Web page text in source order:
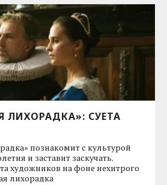
ЛИХОРАДКА»: СУЕТА
познакомит с культурой
и заставит заскучать.
художников на фоне нехитрого
лихорадка